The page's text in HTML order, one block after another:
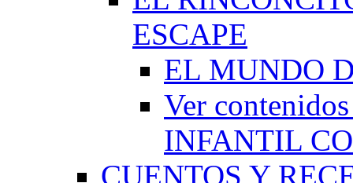
ESCAPE
EL MUNDO
Ver
INFANTIL
CUENTOS Y